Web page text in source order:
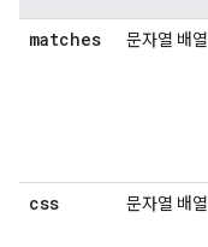
matches 문자열 배열
css 문자열 배열